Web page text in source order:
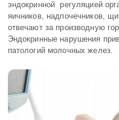
эндокринной регуляцией
яичников, надпочечников,
отвечают за производную
Эндокринные нарушения
патологий молочных желез.